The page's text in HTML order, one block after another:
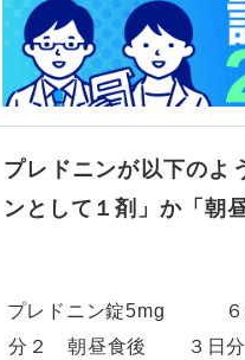
プレドニンが以下のよ
ンとして１剤」か「朝
レドニン錠5mg ６
昼食後 ３日分（１